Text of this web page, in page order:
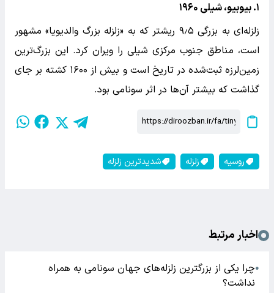
۱. بیوبیو، شیلی ۱۹۶۰
زلزله‌ای به بزرگی ۹٫۵ ریشتر که به «زلزله بزرگ والدیویا» مشهور
است، مناطق جنوب مرکزی شیلی را ویران کرد. این بزرگ‌ترین
زمین‌لرزه ثبت‌شده در تاریخ است و بیش از ۱۶۰۰ کشته بر جای
گذاشت که بیشتر آن‌ها در اثر سونامی بود.
روسیه زلزله شدیدترین زلزله
اخبار مرتبط
●چرا یکی از بزرگترین زلزله‌های جهان سونامی به همراه
نداشت؟